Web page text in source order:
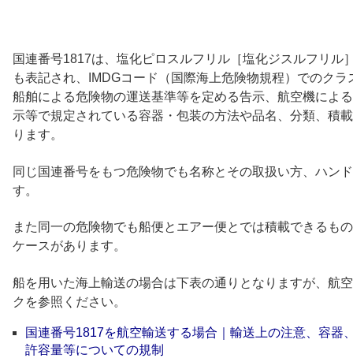
国連番号1817は、塩化ピロスルフリル［塩化ジスルフリル
も表記され、IMDGコード（国際海上危険物規程）でのク
船舶による危険物の運送基準等を定める告示、航空機によ
示等で規定されている容器・包装の方法や品名、分類、積
ります。
同じ国連番号をもつ危険物でも名称とその取扱い方、ハン
す。
また同一の危険物でも船便とエアー便とでは積載できるも
ケースがあります。
船を用いた海上輸送の場合は下表の通りとなりますが、航
クを参照ください。
国連番号1817を航空輸送する場合｜輸送上の注意、容器
許容量等についての規制